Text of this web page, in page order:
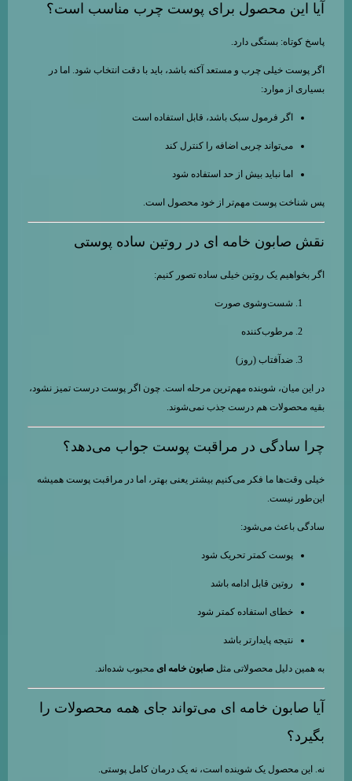
آیا این محصول برای پوست چرب مناسب است؟
پاسخ کوتاه: بستگی دارد.
اگر پوست خیلی چرب و مستعد آکنه باشد، باید با دقت انتخاب شود. اما در
بسیاری از موارد:
اگر فرمول سبک باشد، قابل استفاده است
می‌تواند چربی اضافه را کنترل کند
اما نباید بیش از حد استفاده شود
پس شناخت پوست مهم‌تر از خود محصول است.
نقش صابون خامه ای در روتین ساده پوستی
اگر بخواهیم یک روتین خیلی ساده تصور کنیم:
شست‌وشوی صورت
مرطوب‌کننده
ضدآفتاب (روز)
در این میان، شوینده مهم‌ترین مرحله است. چون اگر پوست درست تمیز نشود،
بقیه محصولات هم درست جذب نمی‌شوند.
چرا سادگی در مراقبت پوست جواب می‌دهد؟
خیلی وقت‌ها ما فکر می‌کنیم بیشتر یعنی بهتر، اما در مراقبت پوست همیشه
این‌طور نیست.
سادگی باعث می‌شود:
پوست کمتر تحریک شود
روتین قابل ادامه باشد
خطای استفاده کمتر شود
نتیجه پایدارتر باشد
به همین دلیل محصولاتی مثل صابون خامه ای محبوب شده‌اند.
آیا صابون خامه ای می‌تواند جای همه محصولات را
بگیرد؟
نه. این محصول یک شوینده است، نه یک درمان کامل پوستی.